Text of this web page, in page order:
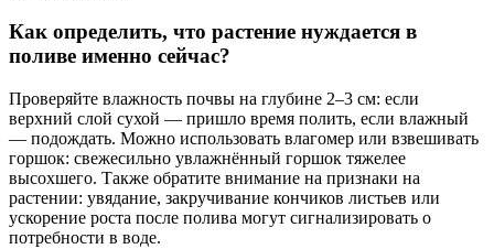
Как определить, что растение нуждается в
поливе именно сейчас?
Проверяйте влажность почвы на глубине 2–3 см: если
верхний слой сухой — пришло время полить, если влажный
— подождать. Можно использовать влагомер или взвешивать
горшок: свежесильно увлажнённый горшок тяжелее
высохшего. Также обратите внимание на признаки на
растении: увядание, закручивание кончиков листьев или
ускорение роста после полива могут сигнализировать о
потребности в воде.